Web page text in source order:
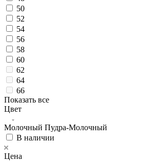
50
52
54
56
58
60
62
64
66
Показать все
Цвет
Молочный Пудра-Молочный
В наличии
Цена